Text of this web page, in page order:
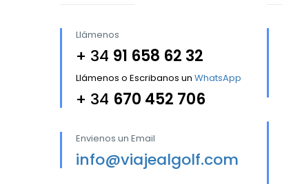
Llámenos
+ 34 91 658 62 32
Llámenos o Escribanos un WhatsApp
+ 34 670 452 706
Envienos un Email
info@viajealgolf.com